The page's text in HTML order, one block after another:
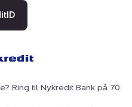
Ring til Nykredit Bank på 70